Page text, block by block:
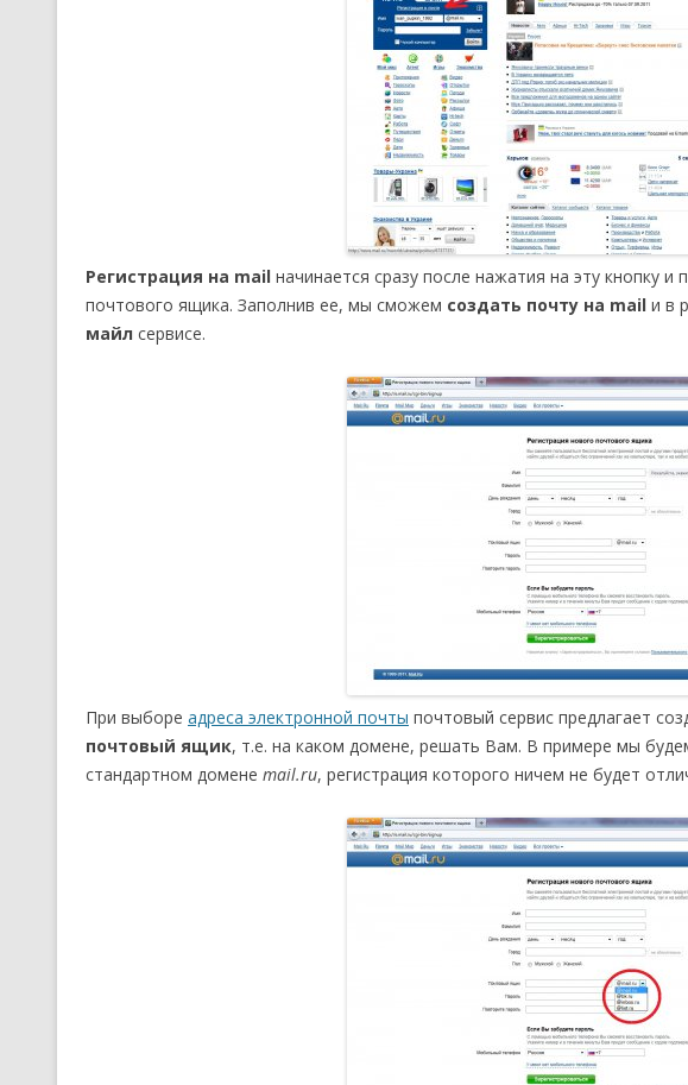
Регистрация на mail начинается сразу после нажатия на эту кнопку
почтового ящика. Заполнив ее, мы сможем создать почту на mail и в
майл сервисе.
При выборе адреса электронной почты почтовый сервис предлагает
почтовый ящик, т.е. на каком домене, решать Вам. В примере мы
стандартном домене mail.ru, регистрация которого ничем не будет